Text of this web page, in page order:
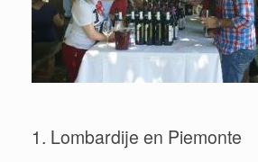
1. Lombardije en Piemonte